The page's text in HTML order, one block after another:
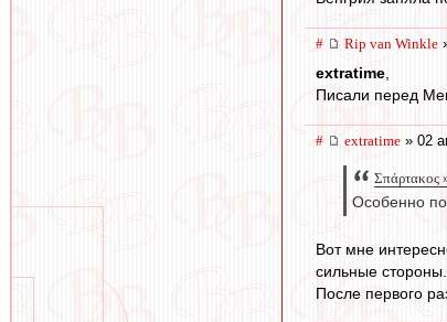
# Rip van Winkle
extratime
Писали перед
# extratime » 02
Σπάρτακος
Особенно
Вот мне
сильные стороны.
После первого